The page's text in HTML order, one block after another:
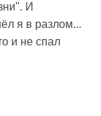
И
я в разлом...
и не спал